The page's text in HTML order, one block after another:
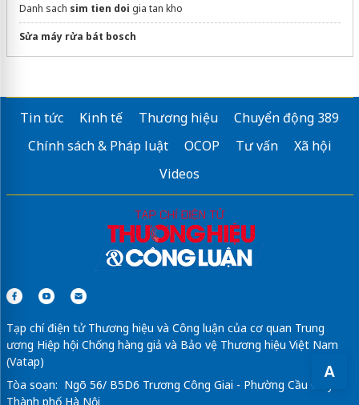
A
Danh sach sim tien doi gia tan kho
Sửa máy rửa bát bosch
Tin tức Kinh tế Thương hiệu
Chuyển động 389
Chính sách & Pháp luật
OCOP Tư vấn
Xã hội
Videos
Tạp chí điện tử Thương hiệu và Công luận của cơ quan Trung
ương Hiệp hội Chống hàng giả và Bảo vệ Thương hiệu Việt Nam
(Vatap)
Tòa soạn: Ngõ 56/ B5D6 Trương Công Giai - Phường Cầu Giấy -
Thành phố Hà Nội